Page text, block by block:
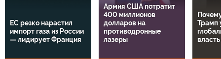
ЕС резко нарастил
импорт газа из России
— лидирует Франция
Армия США потратит
400 миллионов
долларов на
противодронные
лазеры
Трамп
власть